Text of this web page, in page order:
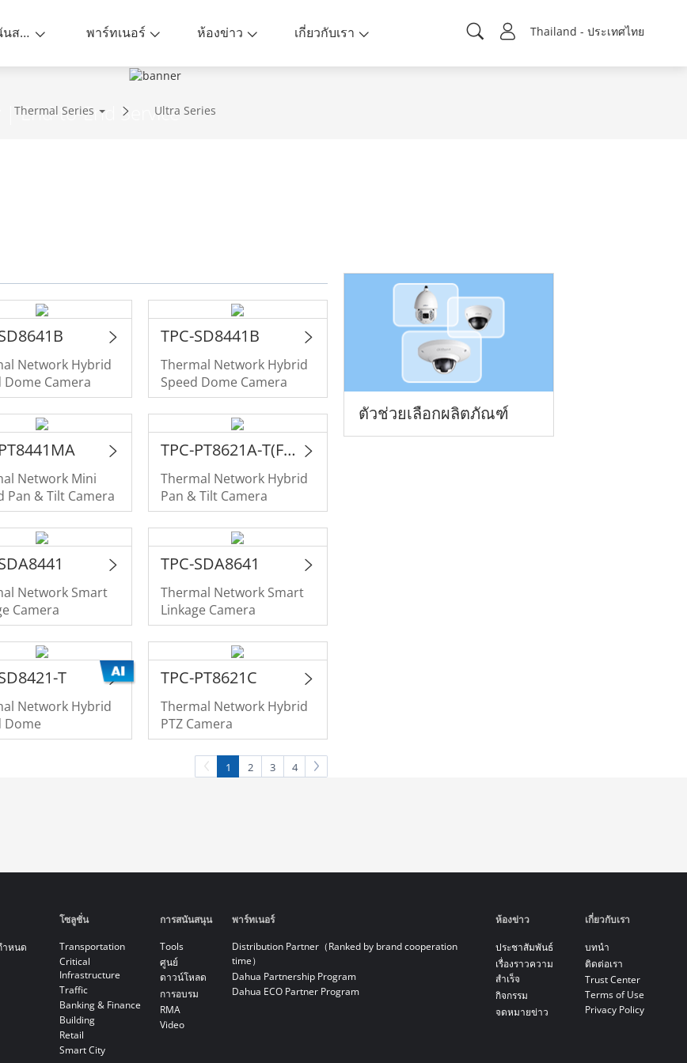
Thailand - ประเทศไทย
การสนันสนุน พาร์ทเนอร์ ห้องข่าว เกี่ยวกับเรา
| End-to-End Service
Thermal Series Ultra Series
ตัวช่วยเลือกผลิตภัณฑ์
Network Hybrid
Dome Camera
TPC-SD8441B
Thermal Network Hybrid
Speed Dome Camera
Network Mini
Pan & Tilt Camera
TPC-PT8621A-T(For Project Only)
Thermal Network Hybrid
Pan & Tilt Camera
Network Smart
Camera
TPC-SDA8641
Thermal Network Smart
Linkage Camera
T
Network Hybrid
Dome
TPC-PT8621C
Thermal Network Hybrid
PTZ Camera
1 2 3 4
หนด
โซลูชั่น
Transportation
Critical
Infrastructure
Traffic
Banking & Finance
Building
Retail
Smart City
การสนันสนุน
Tools
ศูนย์
ดาวน์โหลด
การอบรม
RMA
Video
พาร์ทเนอร์
Distribution Partner（Ranked by brand cooperation
time）
Dahua Partnership Program
Dahua ECO Partner Program
ห้องข่าว
ประชาสัมพันธ์
เรื่องราวความ
สำเร็จ
กิจกรรม
จดหมายข่าว
เกี่ยวกับเรา
บทนำ
ติดต่อเรา
Trust Center
Terms of Use
Privacy Policy